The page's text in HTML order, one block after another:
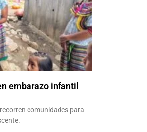
embarazo infantil
comunidades para